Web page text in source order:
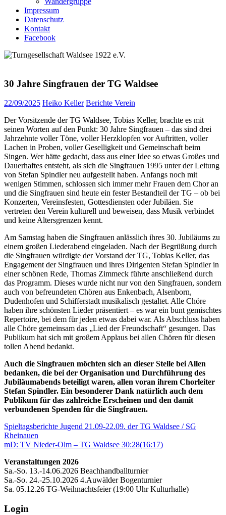
Impressum
Datenschutz
Kontakt
Facebook
30 Jahre Singfrauen der TG Waldsee
22/09/2025 Heiko Keller Berichte Verein
Der Vorsitzende der TG Waldsee, Tobias Keller, brachte es mit
seinen Worten auf den Punkt: 30 Jahre Singfrauen – das sind drei
Jahrzehnte voller Töne, voller Herzklopfen vor Auftritten, voller
Lachen in Proben, voller Geselligkeit und Gemeinschaft beim
Singen. Wer hätte gedacht, dass aus einer Idee so etwas Großes und
Dauerhaftes entsteht, als sich die Singfrauen 1995 unter der Leitung
von Stefan Spindler neu aufgestellt haben. Anfangs noch mit
wenigen Stimmen, schlossen sich immer mehr Frauen dem Chor an
und die Singfrauen sind heute ein fester Bestandteil der TG – ob bei
Konzerten, Vereinsfesten, Gottesdiensten oder Jubiläen. Sie
vertreten den Verein kulturell und beweisen, dass Musik verbindet
und keine Altersgrenzen kennt.
Am Samstag haben die Singfrauen anlässlich ihres 30. Jubiläums zu
einem großen Liederabend eingeladen. Nach der Begrüßung durch
die Singfrauen würdigte der Vorstand der TG, Tobias Keller, das
Engagement der Singfrauen und ihres Dirigenten Stefan Spindler in
einer schönen Rede, Thomas Zimmeck führte anschließend durch
das Programm. Dieses wurde nicht nur von den Singfrauen, sondern
auch von befreundeten Chören aus Enkenbach, Alsenborn,
Dudenhofen und Schifferstadt musikalisch gestaltet. Alle Chöre
haben ihre schönsten Lieder präsentiert – es war ein bunt gemischtes
Repertoire, bei dem für jeden etwas dabei war. Als Abschluss haben
alle Chöre gemeinsam das „Lied der Freundschaft“ gesungen. Das
Publikum hat sich mit großem Applaus bei allen Chören für diesen
tollen Abend bedankt.
Auch die Singfrauen möchten sich an dieser Stelle bei Allen
bedanken, die bei der Organisation und Durchführung des
Jubiläumabends beteiligt waren, allen voran ihrem Chorleiter
Stefan Spindler. Ein besonderer Dank natürlich auch dem
Publikum für das zahlreiche Erscheinen und den damit
verbundenen Spenden für die Singfrauen.
Beitragsnavigation
Vorheriger
Beitrag:
Spieltagsberichte Jugend 21.09-22.09. der TG Waldsee / SG
Rheinauen
Nächster
mD: TV Nieder-Olm – TG Waldsee 30:28(16:17)
Veranstaltungen 2026
Sa.-So. 13.-14.06.2026 Beachhandballturnier
Sa.-So. 24.-25.10.2026 4.Auwälder Bogenturnier
Sa. 05.12.26 TG-Weihnachtsfeier (19:00 Uhr Kulturhalle)
Login